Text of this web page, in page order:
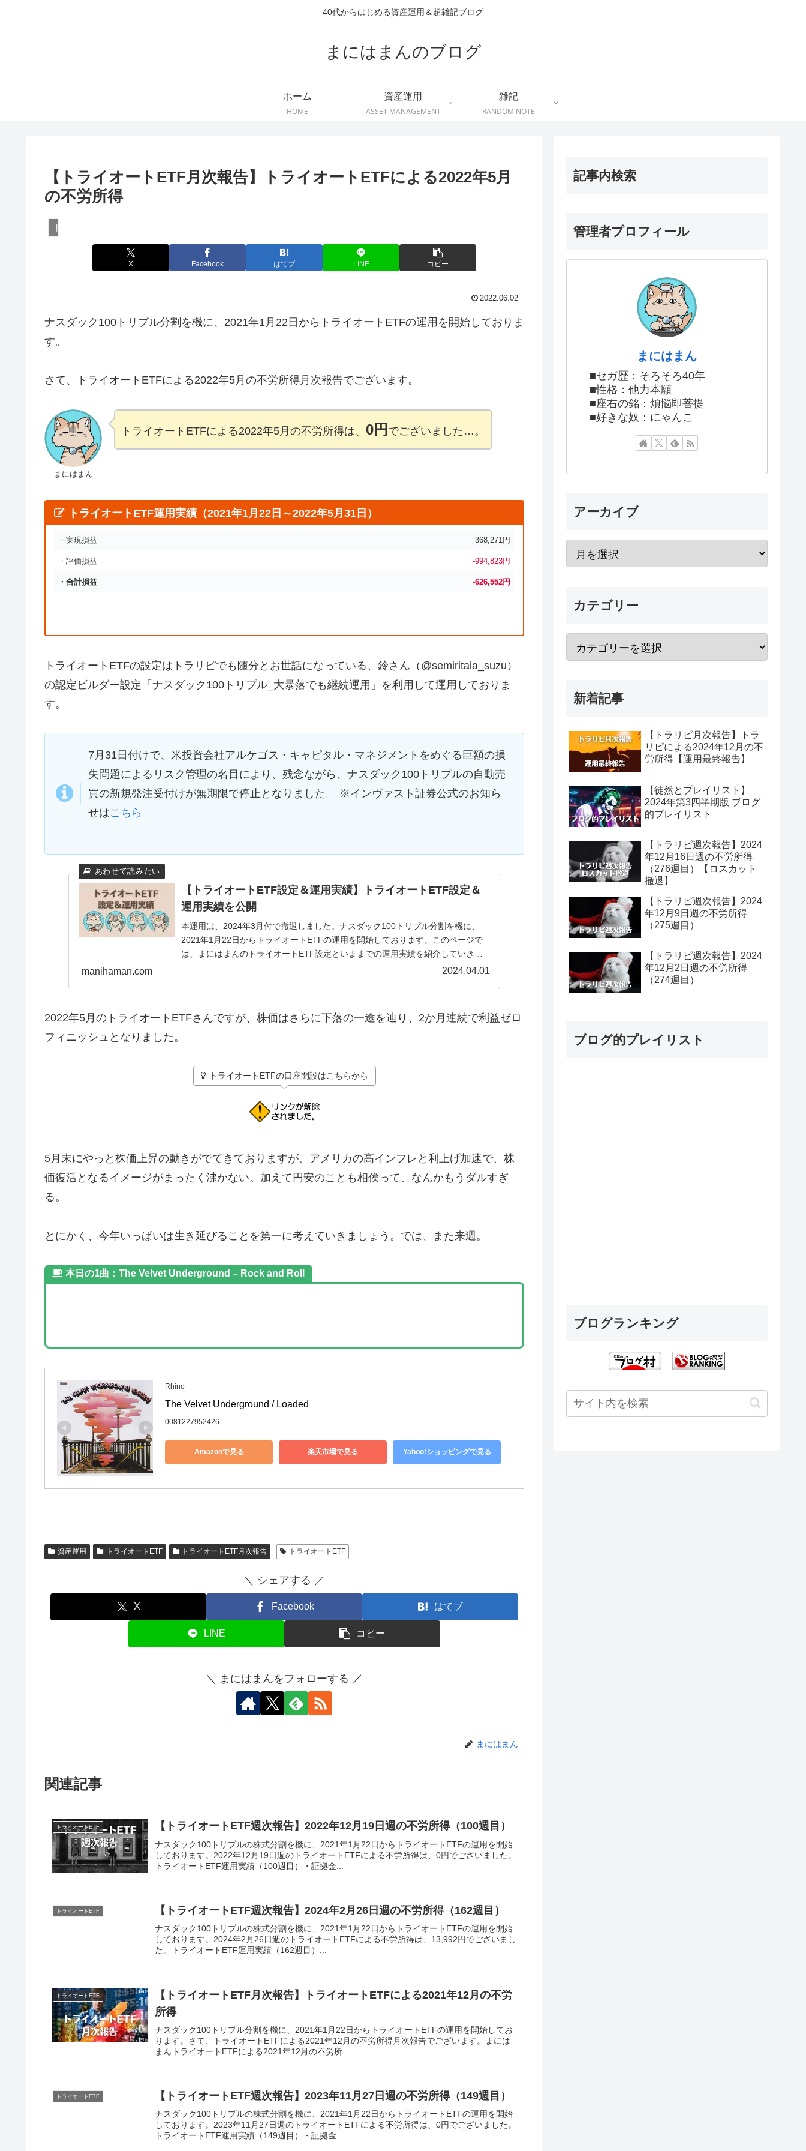
40代からはじめる資産運用＆超雑記ブログ
まにはまんのブログ
ホーム
HOME
資産運用
ASSET MANAGEMENT
雑記
RANDOM NOTE
【トライオートETF月次報告】トライオートETFによる2022年5月
の不労所得
トライオートETF
X Facebook はてブ LINE コピー
2022.06.02
ナスダック100トリプル分割を機に、2021年1月22日からトライオートETFの運用を開始しておりま
す。
さて、トライオートETFによる2022年5月の不労所得月次報告でございます。
まにはまん
トライオートETFによる2022年5月の不労所得は、 0円 でございました…。
トライオートETF運用実績（2021年1月22日～2022年5月31日）
・実現損益 368,271円
・評価損益 -994,823円
・合計損益 -626,552円
トライオートETFの設定はトラリピでも随分とお世話になっている、鈴さん（@semiritaia_suzu）
の認定ビルダー設定「ナスダック100トリプル_大暴落でも継続運用」を利用して運用しておりま
す。
7月31日付けで、米投資会社アルケゴス・キャピタル・マネジメントをめぐる巨額の損
失問題によるリスク管理の名目により、残念ながら、ナスダック100トリプルの自動売
買の新規発注受付けが無期限で停止となりました。 ※インヴァスト証券公式のお知ら
せはこちら
【トライオートETF設定＆運用実績】トライオートETF設定＆
運用実績を公開
本運用は、2024年3月付で撤退しました。ナスダック100トリプル分割を機に、
2021年1月22日からトライオートETFの運用を開始しております。このページで
は、まにはまんのトライオートETF設定といままでの運用実績を紹介していきま
manihaman.com 2024.04.01
2022年5月のトライオートETFさんですが、株価はさらに下落の一途を辿り、2か月連続で利益ゼロ
フィニッシュとなりました。
トライオートETFの口座開設はこちらから
5月末にやっと株価上昇の動きがでてきておりますが、アメリカの高インフレと利上げ加速で、株
価復活となるイメージがまったく沸かない。加えて円安のことも相俟って、なんかもうダルすぎ
る。
とにかく、今年いっぱいは生き延びることを第一に考えていきましょう。では、また来週。
本日の1曲：The Velvet Underground – Rock and Roll
Rhino
The Velvet Underground / Loaded
0081227952426
Amazonで見る 楽天市場で見る Yahoo!ショッピングで見る
資産運用 トライオートETF トライオートETF月次報告 トライオートETF
＼ シェアする ／
X Facebook はてブ
LINE コピー
＼ まにはまんをフォローする ／
まにはまん
関連記事
トライオートETF 【トライオートETF週次報告】2022年12月19日週の不労所得（100週目）
ナスダック100トリプルの株式分割を機に、2021年1月22日からトライオートETFの運用を開始
しております。2022年12月19日週のトライオートETFによる不労所得は、0円でございました。
トライオートETF運用実績（100週目）・証拠金...
トライオートETF 【トライオートETF週次報告】2024年2月26日週の不労所得（162週目）
ナスダック100トリプルの株式分割を機に、2021年1月22日からトライオートETFの運用を開始
しております。2024年2月26日週のトライオートETFによる不労所得は、13,992円でございまし
た。トライオートETF運用実績（162週目）...
トライオートETF
【トライオートETF月次報告】トライオートETFによる2021年12月の不労
所得
ナスダック100トリプル分割を機に、2021年1月22日からトライオートETFの運用を開始してお
ります。さて、トライオートETFによる2021年12月の不労所得月次報告でございます。まには
まんトライオートETFによる2021年12月の不労所...
トライオートETF 【トライオートETF週次報告】2023年11月27日週の不労所得（149週目）
ナスダック100トリプルの株式分割を機に、2021年1月22日からトライオートETFの運用を開始
しております。2023年11月27日週のトライオートETFによる不労所得は、0円でございました。
トライオートETF運用実績（149週目）・証拠金...
記事内検索
管理者プロフィール
まにはまん
■セガ歴：そろそろ40年
■性格：他力本願
■座右の銘：煩悩即菩提
■好きな奴：にゃんこ
アーカイブ
カテゴリー
新着記事
【トラリピ月次報告】トラ
リピによる2024年12月の不
労所得【運用最終報告】
【徒然とプレイリスト】
2024年第3四半期版 ブログ
的プレイリスト
【トラリピ週次報告】2024
年12月16日週の不労所得
（276週目）【ロスカット
撤退】
【トラリピ週次報告】2024
年12月9日週の不労所得
（275週目）
【トラリピ週次報告】2024
年12月2日週の不労所得
（274週目）
ブログ的プレイリスト
ブログランキング